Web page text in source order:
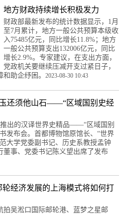
地方财政持续增长积极发力
财政部最新发布的统计数据显示，1月
至7月累计，地方一般公共预算本级收
入75485亿元，同比增长11.8%；地方
一般公共预算支出132006亿元，同比
增长2.9%。专家建议，在支出方面，
党政机关要继续压减开支过紧日子，
助企纾困。 2023-08-30 10:43
还须他山石——“区域国别史经
出的汉译世界史精品——“区域国别
发布会。首都博物馆原馆长、“世界
大学党委副书记、历史系教授孟钟
董事、党委书记陈义望出席了发布
经济发展的上海模式将如何打
拍吴淞口国际邮轮港、蓝梦之星邮